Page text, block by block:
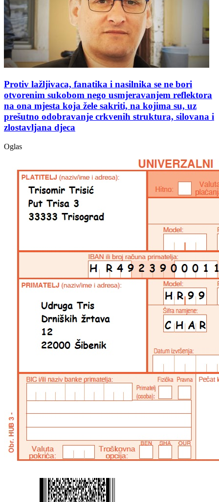
Protiv lažljivaca, fanatika i nasilnika se ne bori
otvorenim sukobom nego usmjeravanjem reflektora
na ona mjesta koja žele sakriti, na kojima su, uz
prešutno odobravanje crkvenih struktura, silovana i
zlostavljana djeca
Oglas